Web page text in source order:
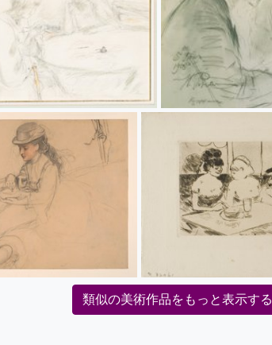
類似の美術作品をもっと表示する